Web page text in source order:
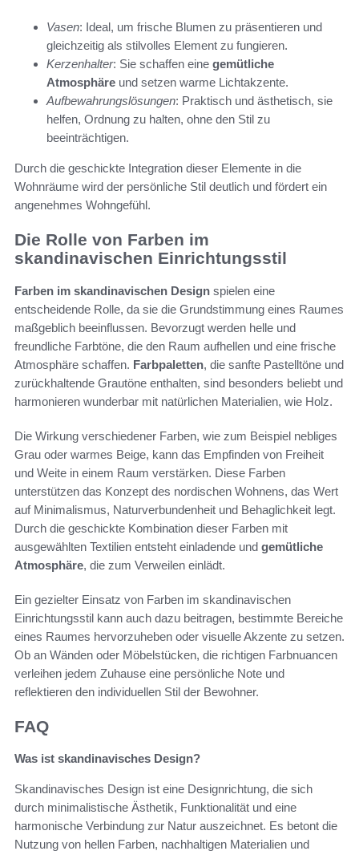
Vasen: Ideal, um frische Blumen zu präsentieren und
gleichzeitig als stilvolles Element zu fungieren.
Kerzenhalter: Sie schaffen eine gemütliche
Atmosphäre und setzen warme Lichtakzente.
Aufbewahrungslösungen: Praktisch und ästhetisch, sie
helfen, Ordnung zu halten, ohne den Stil zu
beeinträchtigen.
Durch die geschickte Integration dieser Elemente in die
Wohnräume wird der persönliche Stil deutlich und fördert ein
angenehmes Wohngefühl.
Die Rolle von Farben im
skandinavischen Einrichtungsstil
Farben im skandinavischen Design spielen eine
entscheidende Rolle, da sie die Grundstimmung eines Raumes
maßgeblich beeinflussen. Bevorzugt werden helle und
freundliche Farbtöne, die den Raum aufhellen und eine frische
Atmosphäre schaffen. Farbpaletten, die sanfte Pastelltöne und
zurückhaltende Grautöne enthalten, sind besonders beliebt und
harmonieren wunderbar mit natürlichen Materialien, wie Holz.
Die Wirkung verschiedener Farben, wie zum Beispiel nebliges
Grau oder warmes Beige, kann das Empfinden von Freiheit
und Weite in einem Raum verstärken. Diese Farben
unterstützen das Konzept des nordischen Wohnens, das Wert
auf Minimalismus, Naturverbundenheit und Behaglichkeit legt.
Durch die geschickte Kombination dieser Farben mit
ausgewählten Textilien entsteht einladende und gemütliche
Atmosphäre, die zum Verweilen einlädt.
Ein gezielter Einsatz von Farben im skandinavischen
Einrichtungsstil kann auch dazu beitragen, bestimmte Bereiche
eines Raumes hervorzuheben oder visuelle Akzente zu setzen.
Ob an Wänden oder Möbelstücken, die richtigen Farbnuancen
verleihen jedem Zuhause eine persönliche Note und
reflektieren den individuellen Stil der Bewohner.
FAQ
Was ist skandinavisches Design?
Skandinavisches Design ist eine Designrichtung, die sich
durch minimalistische Ästhetik, Funktionalität und eine
harmonische Verbindung zur Natur auszeichnet. Es betont die
Nutzung von hellen Farben, nachhaltigen Materialien und